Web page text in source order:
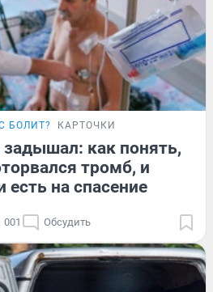
БОЛИТ? КАРТОЧКИ
задышал: как понять,
тромб, и
есть на спасение
001 Обсудить